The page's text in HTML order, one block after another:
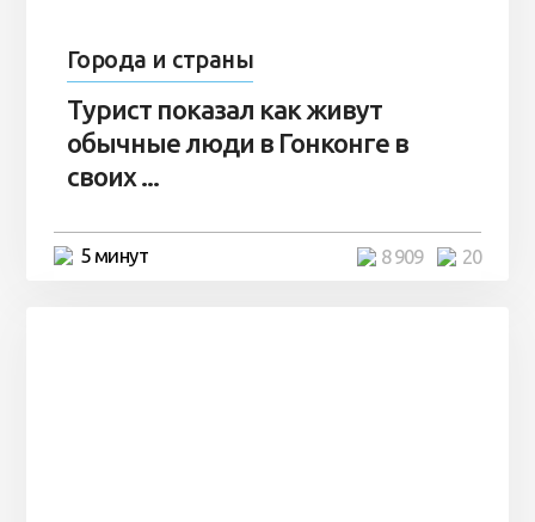
Города и страны
Турист показал как живут
обычные люди в Гонконге в
своих ...
5 минут 20
8 909